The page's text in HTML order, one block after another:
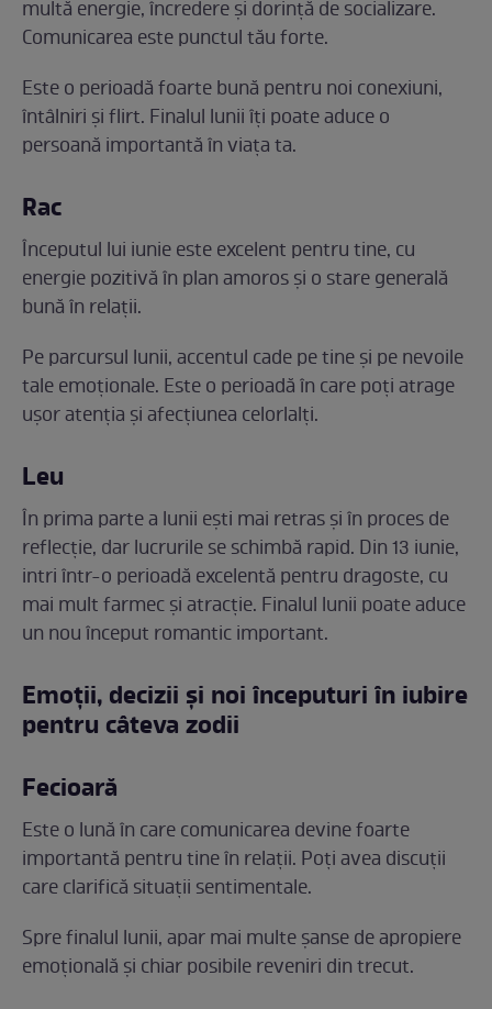
multă energie, încredere și dorință de socializare.
Comunicarea este punctul tău forte.
Este o perioadă foarte bună pentru noi conexiuni,
întâlniri și flirt. Finalul lunii îți poate aduce o
persoană importantă în viața ta.
Rac
Începutul lui iunie este excelent pentru tine, cu
energie pozitivă în plan amoros și o stare generală
bună în relații.
Pe parcursul lunii, accentul cade pe tine și pe nevoile
tale emoționale. Este o perioadă în care poți atrage
ușor atenția și afecțiunea celorlalți.
Leu
În prima parte a lunii ești mai retras și în proces de
reflecție, dar lucrurile se schimbă rapid. Din 13 iunie,
intri într-o perioadă excelentă pentru dragoste, cu
mai mult farmec și atracție. Finalul lunii poate aduce
un nou început romantic important.
Emoții, decizii și noi începuturi în iubire
pentru câteva zodii
Fecioară
Este o lună în care comunicarea devine foarte
importantă pentru tine în relații. Poți avea discuții
care clarifică situații sentimentale.
Spre finalul lunii, apar mai multe șanse de apropiere
emoțională și chiar posibile reveniri din trecut.